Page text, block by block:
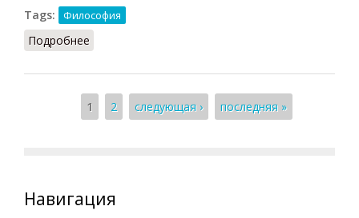
Tags:
Философия
Подробнее
Страницы
1 2 следующая › последняя »
Навигация